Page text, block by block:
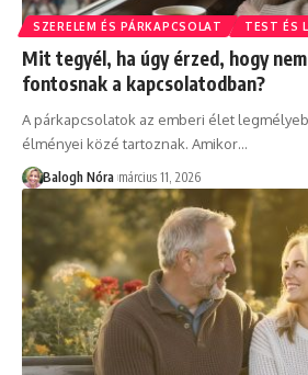
SZERELEM ÉS PÁRKAPCSOLAT TEST ÉS
Mit tegyél, ha úgy érzed, hogy
fontosnak a kapcsolatodban?
A párkapcsolatok az emberi élet
élményei közé tartoznak. Amikor…
Balogh Nóra március 11, 2026